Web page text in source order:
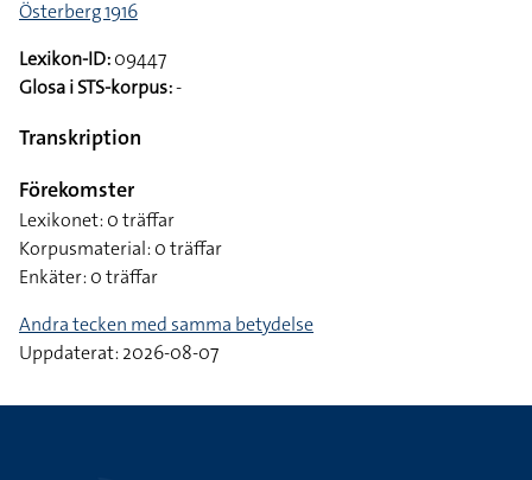
Österberg 1916
Lexikon-ID:09447
Glosa i STS-korpus:-
Transkription
Förekomster
Lexikonet: 0 träffar
Korpusmaterial: 0 träffar
Enkäter: 0 träffar
Andra tecken med samma betydelse
Uppdaterat: 2026-08-07